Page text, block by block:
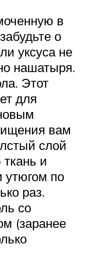
в
о
уксуса не
нашатыря.
Этот
для
вам
слой
и
утюгом по
раз.
со
(заранее